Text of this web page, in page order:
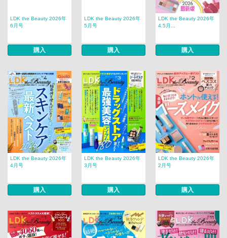
LDK the Beauty 2026年
6月号
購入
LDK the Beauty 2026年
5月号
購入
LDK the Beauty 2026年
4.5月...
購入
LDK the Beauty 2026年
4月号
購入
LDK the Beauty 2026年
3月号
購入
LDK the Beauty 2026年
2月号
購入